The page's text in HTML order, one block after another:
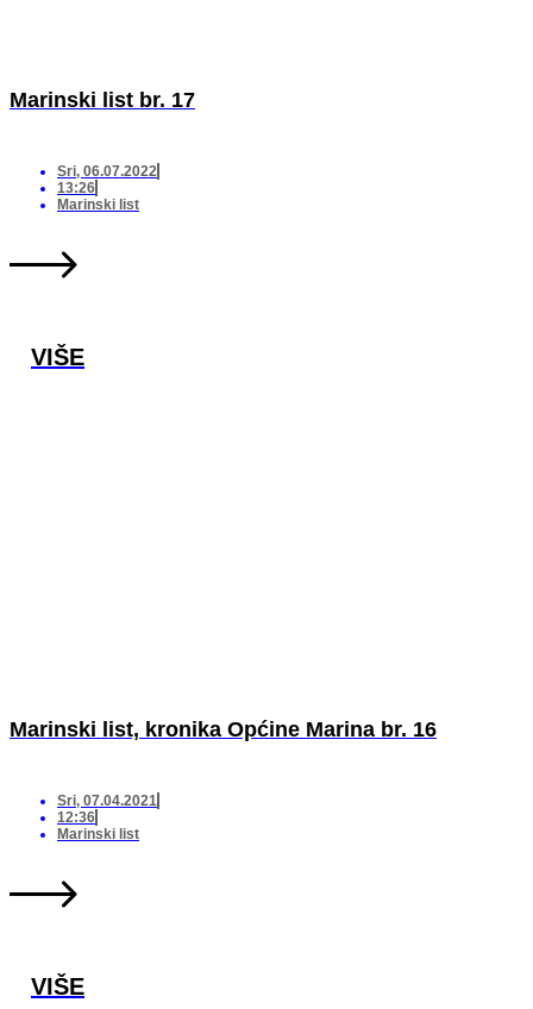
Marinski list br. 17
Sri, 06.07.2022
13:26
Marinski list
VIŠE
Marinski list, kronika Općine Marina br. 16
Sri, 07.04.2021
12:36
Marinski list
VIŠE